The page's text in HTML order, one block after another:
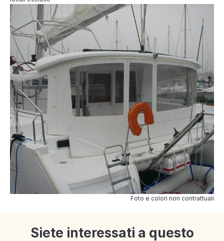
Foto e colori non contrattuali
Siete interessati a questo